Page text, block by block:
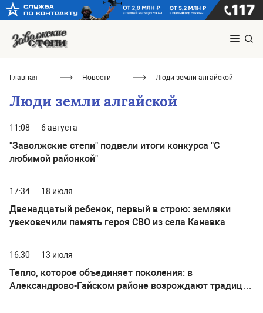
Главная Новости Люди земли алгайской
Люди земли алгайской
11:08 6 августа
"Заволжские степи" подвели итоги конкурса "С
любимой районкой"
17:34 18 июля
Двенадцатый ребенок, первый в строю: земляки
увековечили память героя СВО из села Канавка
16:30 13 июля
Тепло, которое объединяет поколения: в
Александрово-Гайском районе возрождают традиции